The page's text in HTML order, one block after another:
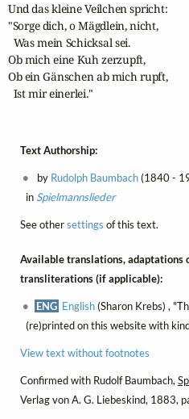
Und das kleine Veilchen spricht:
"Sorge dich, o Mägdlein, nicht,
  Was mein Schicksal sei.
Ob mich eine Kuh zerzupft,
Ob ein Gänschen ab mich rupft,
  Ist mir einerlei."
Text Authorship:
by Rudolph Baumbach(1840 -
in Spielmannslieder
See othersettings of this text.
Available translations, adaptations
transliterations (if applicable):
ENG English(Sharon Krebs) ,
(re)printed on this website with
View text without footnotes
Confirmed with Rudolf Baumbach,
Verlag von A. G. Liebeskind, 1883,